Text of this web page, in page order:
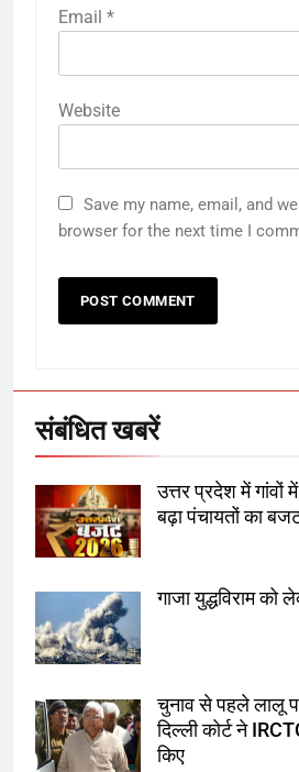
Email *
Website
Save my name, email, and
browser for the next time I
संबंधित खबरें
उत्तर प्रदेश में गांवों
बढ़ा पंचायतों का
गाजा युद्धविराम को
चुनाव से पहले लालू
दिल्ली कोर्ट ने
किए
5
राम की नगरी
का स्वागत करेगा
7
गाजा युद्धविराम
तय किए
1